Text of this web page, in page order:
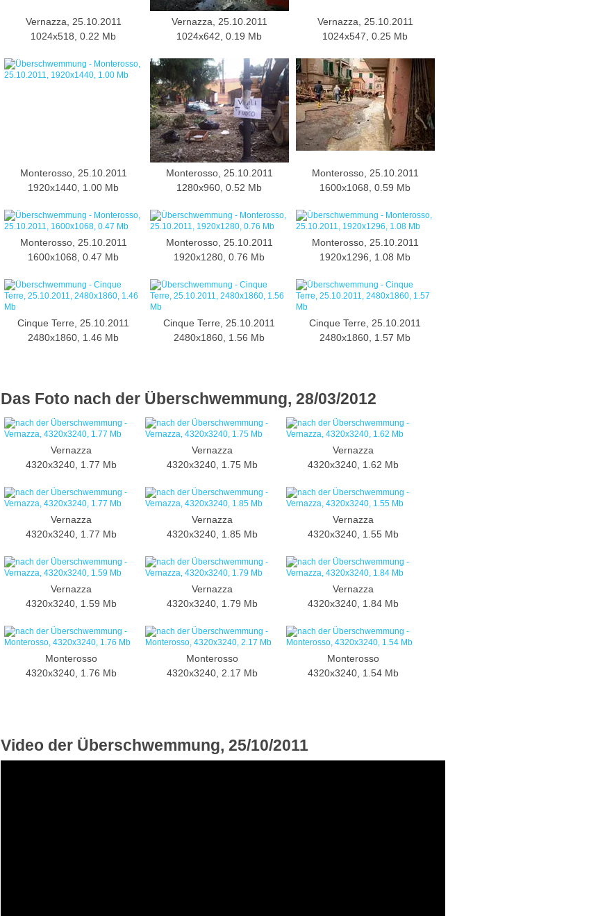
Vernazza, 25.10.2011
1024x518, 0.22 Mb
Vernazza, 25.10.2011
1024x642, 0.19 Mb
Vernazza, 25.10.2011
1024x547, 0.25 Mb
Monterosso, 25.10.2011
1920x1440, 1.00 Mb
Monterosso, 25.10.2011
1280x960, 0.52 Mb
Monterosso, 25.10.2011
1600x1068, 0.59 Mb
Monterosso, 25.10.2011
1600x1068, 0.47 Mb
Monterosso, 25.10.2011
1920x1280, 0.76 Mb
Monterosso, 25.10.2011
1920x1296, 1.08 Mb
Cinque Terre, 25.10.2011
2480x1860, 1.46 Mb
Cinque Terre, 25.10.2011
2480x1860, 1.56 Mb
Cinque Terre, 25.10.2011
2480x1860, 1.57 Mb
Das Foto nach der Überschwemmung, 28/03/2012
Vernazza
4320x3240, 1.77 Mb
Vernazza
4320x3240, 1.75 Mb
Vernazza
4320x3240, 1.62 Mb
Vernazza
4320x3240, 1.77 Mb
Vernazza
4320x3240, 1.85 Mb
Vernazza
4320x3240, 1.55 Mb
Vernazza
4320x3240, 1.59 Mb
Vernazza
4320x3240, 1.79 Mb
Vernazza
4320x3240, 1.84 Mb
Monterosso
4320x3240, 1.76 Mb
Monterosso
4320x3240, 2.17 Mb
Monterosso
4320x3240, 1.54 Mb
Video der Überschwemmung, 25/10/2011